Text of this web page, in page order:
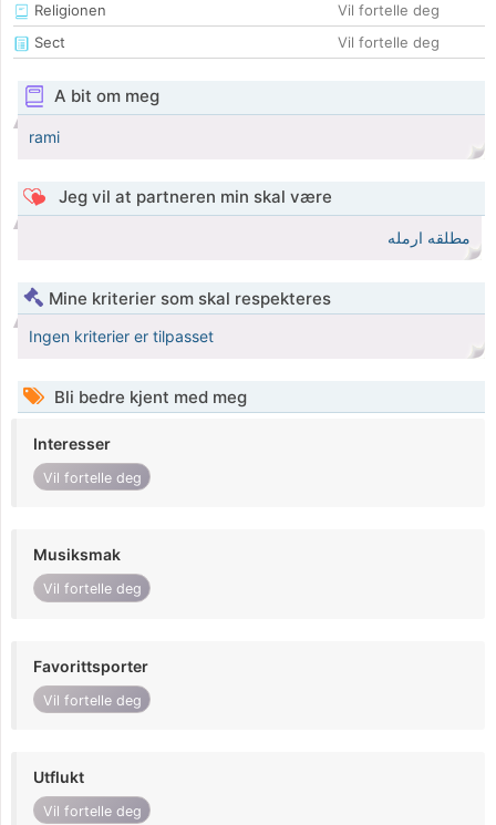
Religionen
Vil fortelle deg
Sect
Vil fortelle deg
A bit om meg
rami
Jeg vil at partneren min skal være
مطلقه ارمله
Mine kriterier som skal respekteres
Ingen kriterier er tilpasset
Bli bedre kjent med meg
Interesser
Vil fortelle deg
Musiksmak
Vil fortelle deg
Favorittsporter
Vil fortelle deg
Utflukt
Vil fortelle deg